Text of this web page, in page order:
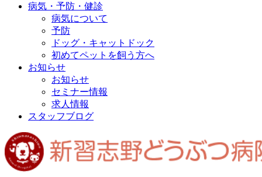
病気・予防・健診
病気について
予防
ドッグ・キャットドック
初めてペットを飼う方へ
お知らせ
お知らせ
セミナー情報
求人情報
スタッフブログ